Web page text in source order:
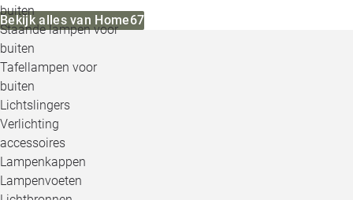
buiten
Staande lampen voor
buiten
Tafellampen voor
buiten
Lichtslingers
Verlichting
accessoires
Lampenkappen
Lampenvoeten
Bekijk alles van Home67